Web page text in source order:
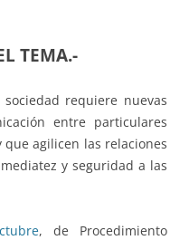
TEMA.-
requiere nuevas
entre particulares
agilicen las relaciones
y seguridad a las
, de Procedimiento